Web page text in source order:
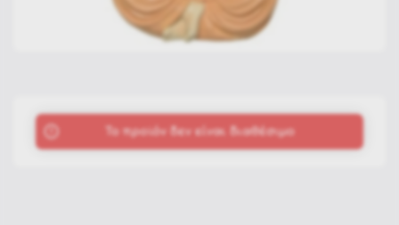
To προϊόν δεν είναι διαθέσιμο